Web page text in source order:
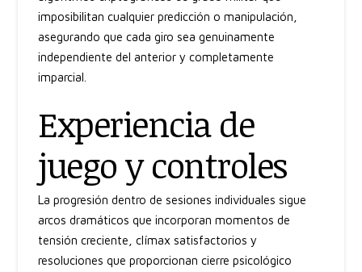
imposibilitan cualquier predicción o manipulación,
asegurando que cada giro sea genuinamente
independiente del anterior y completamente
imparcial.
Experiencia de
juego y controles
La progresión dentro de sesiones individuales sigue
arcos dramáticos que incorporan momentos de
tensión creciente, clímax satisfactorios y
resoluciones que proporcionan cierre psicológico